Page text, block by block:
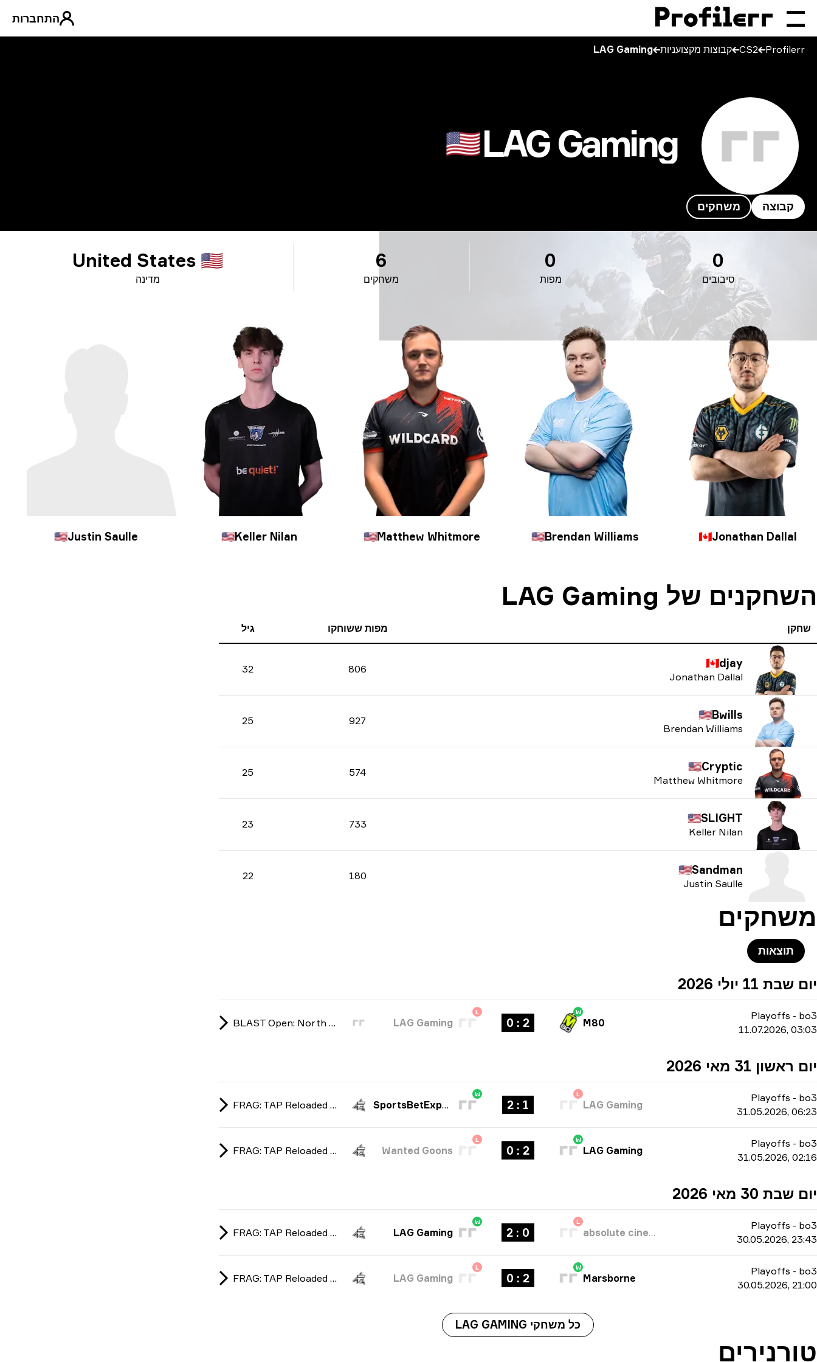
התחברות
Profilerr
CS2 קבוצות מקצועניות LAG Gaming
LAG Gaming
🇺🇸
קבוצה משחקים
סיבובים
0
מפות
0
משחקים
6
מדינה
United States 🇺🇸
Jonathan Dallal
🇨🇦
Brendan Williams
🇺🇸
Matthew Whitmore
🇺🇸
Keller Nilan
🇺🇸
Justin Saulle
🇺🇸
השחקנים של LAG Gaming
שחקן מפות ששוחקו גיל
djay
🇨🇦
Jonathan Dallal
806
32
Bwills
🇺🇸
Brendan Williams
927
25
Cryptic
🇺🇸
Matthew Whitmore
574
25
SLIGHT
🇺🇸
Keller Nilan
733
23
Sandman
🇺🇸
Justin Saulle
180
22
משחקים
תוצאות
יום שבת 11 יולי 2026
Playoffs - bo3
11.07.2026, 03:03
W
M80
2 : 0
L
LAG Gaming
BLAST Open: North American Qualifier Fall 2026
יום ראשון 31 מאי 2026
Playoffs - bo3
31.05.2026, 06:23
L
LAG Gaming
1 : 2
W
SportsBetExpert
FRAG: TAP Reloaded 2026
Playoffs - bo3
31.05.2026, 02:16
W
LAG Gaming
2 : 0
L
Wanted Goons
FRAG: TAP Reloaded 2026
יום שבת 30 מאי 2026
Playoffs - bo3
30.05.2026, 23:43
L
absolute cinema
0 : 2
W
LAG Gaming
FRAG: TAP Reloaded 2026
Playoffs - bo3
30.05.2026, 21:00
W
Marsborne
2 : 0
L
LAG Gaming
FRAG: TAP Reloaded 2026
כל משחקי LAG GAMING
טורנירים